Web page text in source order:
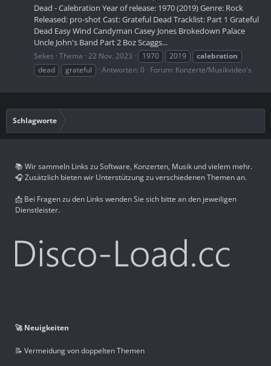
Dead - Calebration Year of release: 1970 (2019) Genre: Rock
Released: pro-shot Cast: Grateful Dead Tracklist: Part 1 Grateful
Dead Easy Wind Candyman Casey Jones Brokedown Palace
Uncle John's Band Part 2 Boz Scaggs...
Sekes Thema 22 Nov. 2023 1970 2019
calebration
dead
grateful Antworten: 0 Forum: Konzerte/Musikvideo's
Schlagworte
📚 Wir sammeln Links zu Software, Konzerten, Musik und vielem mehr.
🎧 Zusätzlich bieten wir Unterstützung zu verschiedenen Themen an.
📩 Bei Fragen zu den Links wenden Sie sich bitte an den jeweiligen
Dienstleister.
🚀 Neuigkeiten
📝 Vermeidung von doppelten Themen